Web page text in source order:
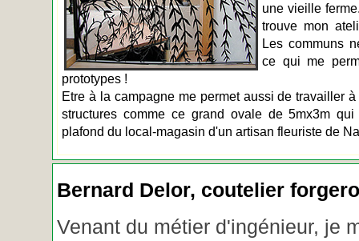
une vieille
trouve mon
Les communs
ce qui me
prototypes !
Etre à la campagne me permet aussi de travailler
structures comme ce grand ovale de 5mx3m
plafond du local-magasin d'un artisan fleuriste de
Bernard Delor, coutelier
Venant du métier d'ingénieur, je